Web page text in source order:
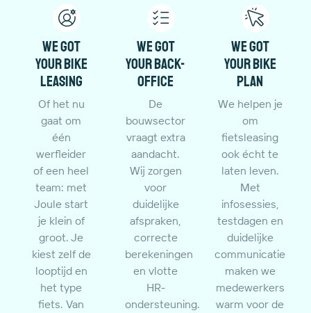
We got
your bike
leasing
Of het nu
gaat om
één
werfleider
of een heel
team: met
Joule start
je klein of
groot. Je
kiest zelf de
looptijd en
het type
fiets. Van
We got
your back-
office
De
bouwsector
vraagt extra
aandacht.
Wij zorgen
voor
duidelijke
afspraken,
correcte
berekeningen
en vlotte
HR-
ondersteuning.
We got
your bike
plan
We helpen je
om
fietsleasing
ook écht te
laten leven.
Met
infosessies,
testdagen en
duidelijke
communicatie
maken we
medewerkers
warm voor de